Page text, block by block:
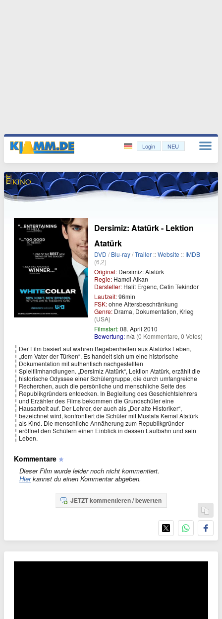
Login NEU
Dersimiz: Atatürk - Lektion
Atatürk
DVD /Blu-ray/Trailer ::Website :: IMDB
(6,2)
Original: Dersimiz: Atatürk
Regie: Hamdi Alkan
Darsteller: Halit Ergenc, Cetin Tekindor
Laufzeit:96min
FSK:ohne Altersbeschränkung
Genre: Drama, Dokumentation, Krieg
(USA)
Filmstart:08. April 2010
Bewertung:n/a (0 Kommentare, 0 Votes)
Der Film basiert auf wahren Begebenheiten aus Atatürks Leben,
„dem Vater der Türken“. Es handelt sich um eine historische
Dokumentation mit authentisch nachgestellten
Spielfilmhandlungen. „Dersimiz Atatürk“, Lektion Atatürk, erzählt die
historische Odyssee einer Schülergruppe, die durch umfangreiche
Recherchen, auch die persönliche und menschliche Seite des
Republikgründers entdecken. In Begleitung des Geschichtslehrers
und Erzähler des Films bekommen die Grundschüler eine
Hausarbeit auf. Der Lehrer, der auch als „Der alte Historiker“,
bezeichnet wird, konfrontiert die Schüler mit Mustafa Kemal Atatürk
als Kind. Die menschliche Annäherung zum Republikgründer
eröffnet den Schülern einen Einblick in dessen Laufbahn und sein
Leben.
Kommentare
Dieser Film wurde leider noch nicht kommentiert.
Hierkannst du einen Kommentar abgeben.
JETZT kommentieren / bewerten